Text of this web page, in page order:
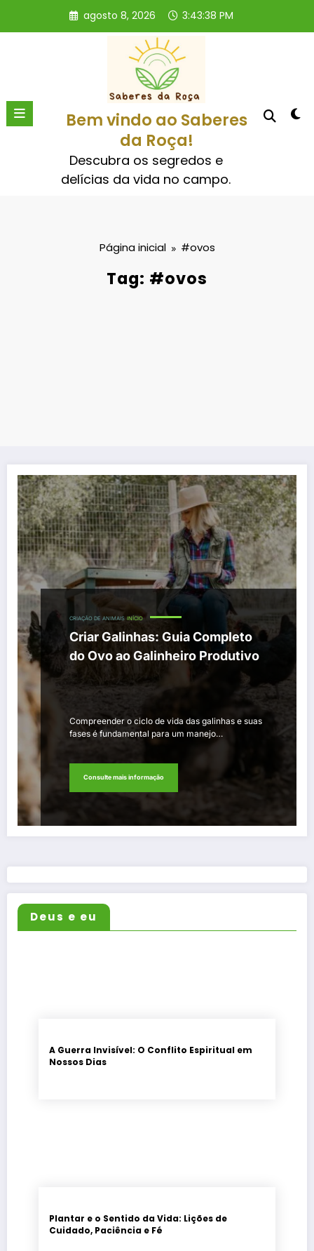
o
agosto 8, 2026 3:43:39 PM
Bem vindo ao Saberes
da Roça!
Descubra os segredos e
delícias da vida no campo.
Página inicial #ovos
Tag: #ovos
CRIAÇÃO DE ANIMAIS INÍCIO
Criar Galinhas: Guia Completo
do Ovo ao Galinheiro Produtivo
Compreender o ciclo de vida das galinhas e suas
fases é fundamental para um manejo…
Consulte mais informação
Deus e eu
A Guerra Invisível: O Conflito Espiritual em
Nossos Dias
Plantar e o Sentido da Vida: Lições de
Cuidado, Paciência e Fé